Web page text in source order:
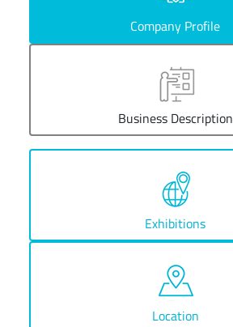
Company Profile
Business Description
Exhibitions
Location